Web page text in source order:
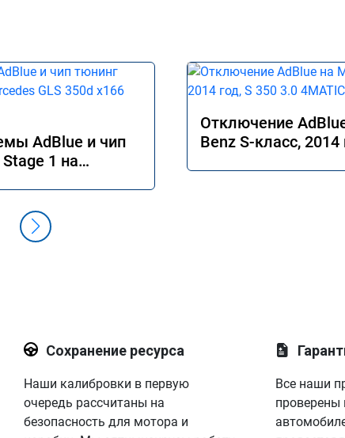
AdBlue и чип
1 на
Отключение
Benz S-класс, 2014
Сохранение ресурса
Наши калибровки в первую
очередь рассчитаны на
безопасность для мотора и
Все наши
проверены